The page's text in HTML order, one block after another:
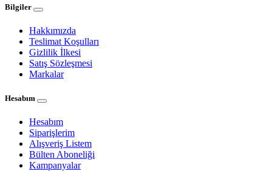
Bilgiler
Hakkımızda
Teslimat Koşulları
Gizlilik İlkesi
Satış Sözleşmesi
Markalar
Hesabım
Hesabım
Siparişlerim
Alışveriş Listem
Bülten Aboneliği
Kampanyalar